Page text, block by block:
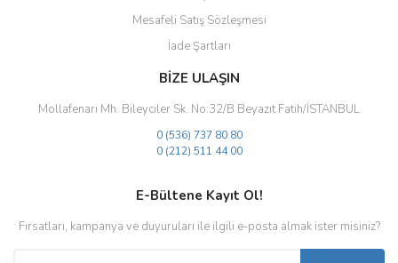
Mesafeli Satış Sözleşmesi
İade Şartları
BİZE ULAŞIN
Mollafenari Mh. Bileyciler Sk. No:32/B Beyazıt Fatih/İSTANBUL
0 (536) 737 80 80
0 (212) 511 44 00
E-Bültene Kayıt Ol!
Fırsatları, kampanya ve duyuruları ile ilgili e-posta almak ister misiniz?